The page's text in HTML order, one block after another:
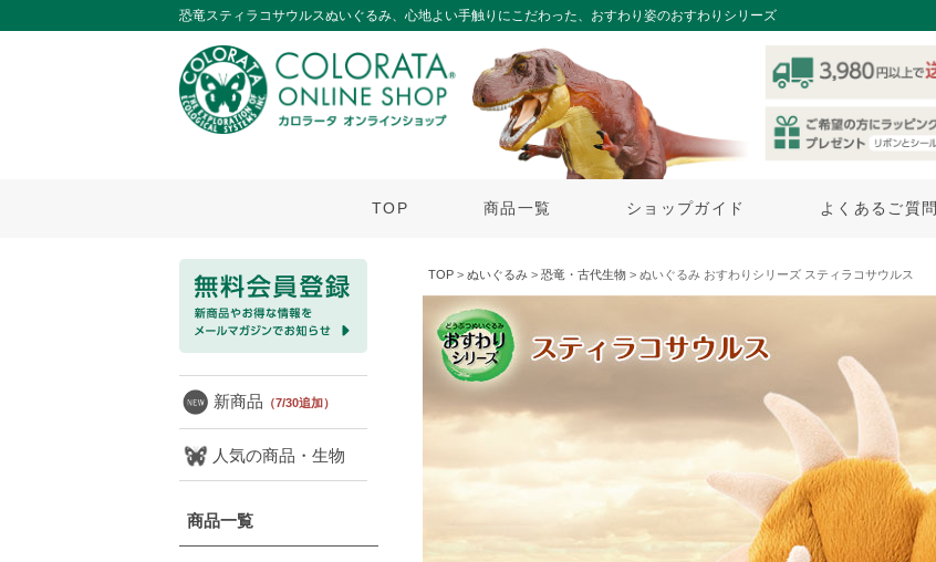
恐竜スティラコサウルスぬいぐるみ、心地よい手触りにこだわった、おすわり姿のおすわりシリーズ
TOP 商品一覧 ショップガイド よくあるご質問
新商品 （7/30追加）
人気の商品・生物
商品一覧
TOP > ぬいぐるみ > 恐竜・古代生物 > ぬいぐるみ おすわりシリーズ スティラコサウルス